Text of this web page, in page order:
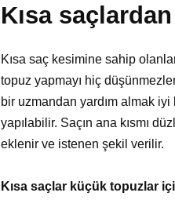
Kısa
Kısa saç kesimine sahip
topuz yapmayı hiç
bir uzmandan yardım almak
yapılabilir. Saçın ana kısmı
eklenir ve istenen şekil verilir.
Kısa saçlar küçük topuzlar